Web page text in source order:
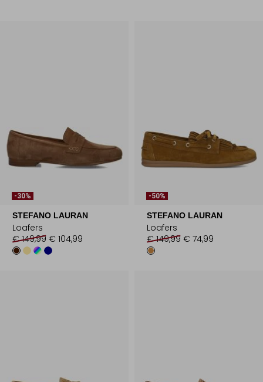
-30%
STEFANO LAURAN
Loafers
€ 149,99 € 104,99
-50%
STEFANO LAURAN
Loafers
€ 149,99 € 74,99